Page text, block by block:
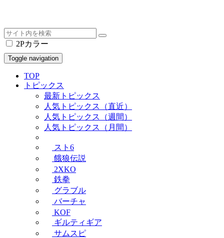
2Pカラー
Toggle navigation
TOP
トピックス
最新トピックス
人気トピックス（直近）
人気トピックス（週間）
人気トピックス（月間）
スト6
餓狼伝説
2XKO
鉄拳
グラブル
バーチャ
KOF
ギルティギア
サムスピ